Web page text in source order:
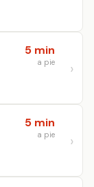
5 min
a pie
5 min
a pie